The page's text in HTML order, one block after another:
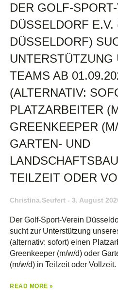
DER GOLF-
DÜSSELDORF E.V.
DÜSSELDORF)
UNTERSTÜTZUNG
TEAMS AB
(ALTERNATIV:
PLATZARBEITER
GREENKEEPER
GARTEN- UND
TEILZEIT ODER
Christina.seufert 3. August
Der Golf-Sport-Verein
sucht zur Unterstützung
(alternativ: sofort) einen
Greenkeeper (m/w/d) oder
(m/w/d) in Teilzeit oder Vollzeit.
READ MORE »